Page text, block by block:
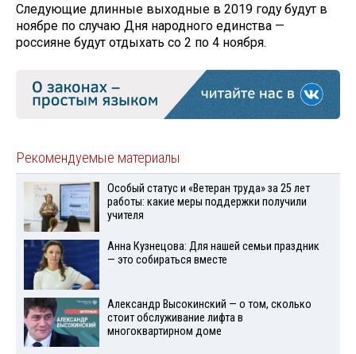
Следующие длинные выходные в 2019 году будут в
ноябре по случаю Дня народного единства —
россияне будут отдыхать со 2 по 4 ноября.
Рекомендуемые материалы
Особый статус и «Ветеран труда» за 25 лет
работы: какие меры поддержки получили
учителя
Анна Кузнецова: Для нашей семьи праздник
— это собираться вместе
Александр Высокинский — о том, сколько
стоит обслуживание лифта в
многоквартирном доме